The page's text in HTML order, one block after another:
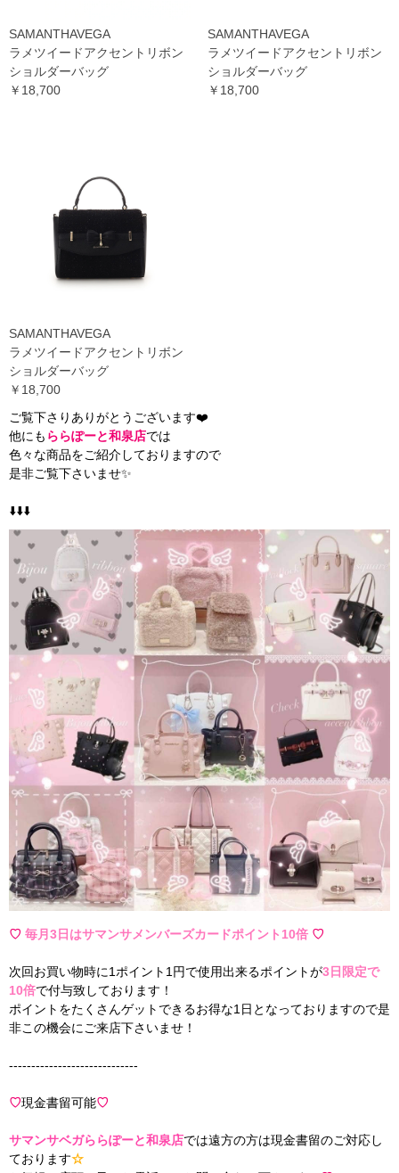
SAMANTHAVEGA
ラメツイードアクセントリボン
ショルダーバッグ
￥18,700
SAMANTHAVEGA
ラメツイードアクセントリボン
ショルダーバッグ
￥18,700
SAMANTHAVEGA
ラメツイードアクセントリボン
ショルダーバッグ
￥18,700
ご覧下さりありがとうございます❤️
他にも ららぽーと和泉店では
色々な商品をご紹介しておりますので
是非ご覧下さいませ✨
⬇️⬇️⬇️
♡ 毎月3日はサマンサメンバーズカードポイント10倍 ♡
次回お買い物時に1ポイント1円で使用出来るポイントが3日限定で
10倍で付与致しております！
ポイントをたくさんゲットできるお得な1日となっておりますので是
非この機会にご来店下さいませ！
-----------------------------
♡現金書留可能♡
サマンサベガららぽーと和泉店では遠方の方は現金書留のご対応し
ております☆